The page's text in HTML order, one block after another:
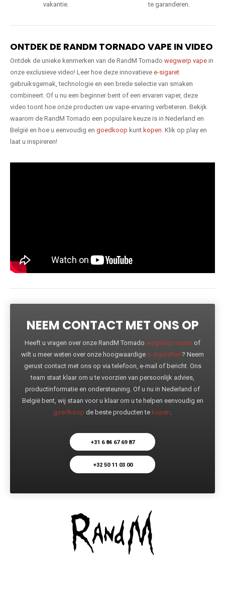
vakantie.
te garanderen.
ONTDEK DE RANDM TORNADO VAPE IN VIDEO
Ontdek de unieke kenmerken van de RandM Tornado wegwerp vape in
onze exclusieve video! Leer hoe deze innovatieve e-sigaret
gebruiksgemak, technologie en een brede selectie van smaken
combineert. Of u nu een beginner bent of een ervaren vaper, deze
video toont hoe onze producten uw vape-ervaring verbeteren. Bekijk
waarom de RandM Tornado een populaire keuze is in Nederland en
België en hoe u eenvoudig en goedkoop kunt kopen. Klik op play en
laat u inspireren!
NEEM CONTACT MET ONS OP
Heeft u vragen over onze RandM Tornado wegwerp vapes of
wilt u meer weten over onze hoogwaardige e-sigaretten? Neem
gerust contact met ons op via telefoon, e-mail of bericht. Ons
team staat klaar om u te voorzien van persoonlijk advies,
productinformatie en ondersteuning. Of u nu in Nederland of
België bent, wij staan voor u klaar om u te helpen eenvoudig en
goedkoop de beste producten te kopen.
+31 6 84 67 69 87
+32 50 11 03 00